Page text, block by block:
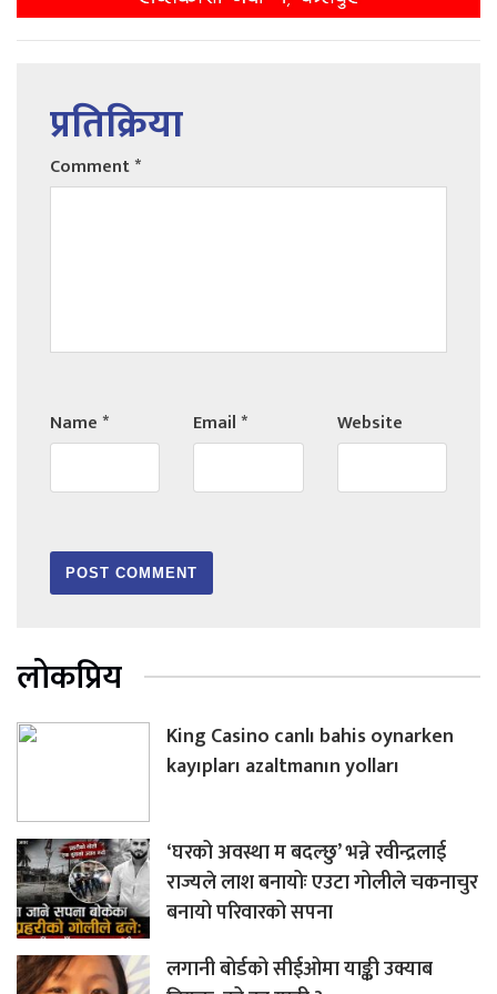
प्रतिक्रिया
Comment*
Name* Email* Website
लोकप्रिय
King Casino canlı bahis oynarken
kayıpları azaltmanın yolları
‘घरको अवस्था म बदल्छु’ भन्ने रवीन्द्रलाई
राज्यले लाश बनायोः एउटा गोलीले चकनाचुर
बनायो परिवारको सपना
लगानी बोर्डको सीईओमा याङ्की उक्याब